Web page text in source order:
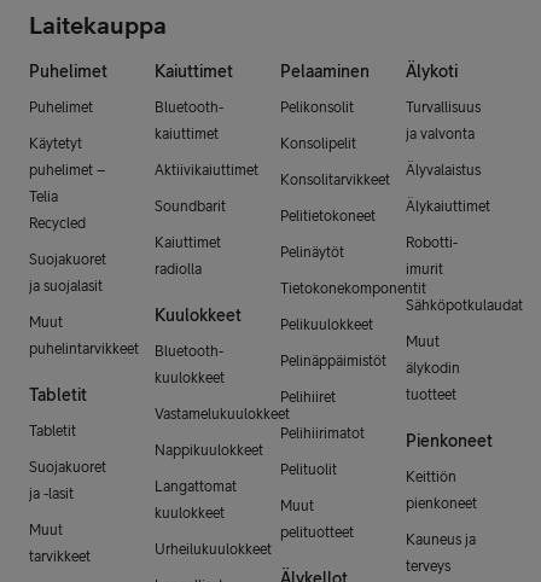
Laitekauppa
Puhelimet
Puhelimet
Käytetyt
puhelimet –
Telia
Recycled
Suojakuoret
ja suojalasit
Muut
puhelintarvikkeet
Tabletit
Tabletit
Suojakuoret
ja -lasit
Muut
tarvikkeet
Kaiuttimet
Bluetooth-
kaiuttimet
Aktiivikaiuttimet
Soundbarit
Kaiuttimet
radiolla
Kuulokkeet
Bluetooth-
kuulokkeet
Vastamelukuulokkeet
Nappikuulokkeet
Langattomat
kuulokkeet
Urheilukuulokkeet
Pelaaminen
Pelikonsolit
Konsolipelit
Konsolitarvikkeet
Pelitietokoneet
Pelinäytöt
Tietokonekomponentit
Pelikuulokkeet
Pelinäppäimistöt
Pelihiiret
Pelihiirimatot
Pelituolit
Muut
pelituotteet
Älykellot
Älykoti
Turvallisuus
ja valvonta
Älyvalaistus
Älykaiuttimet
Robotti-
imurit
Sähköpotkulaudat
Muut
älykodin
tuotteet
Pienkoneet
Keittiön
pienkoneet
Kauneus ja
terveys